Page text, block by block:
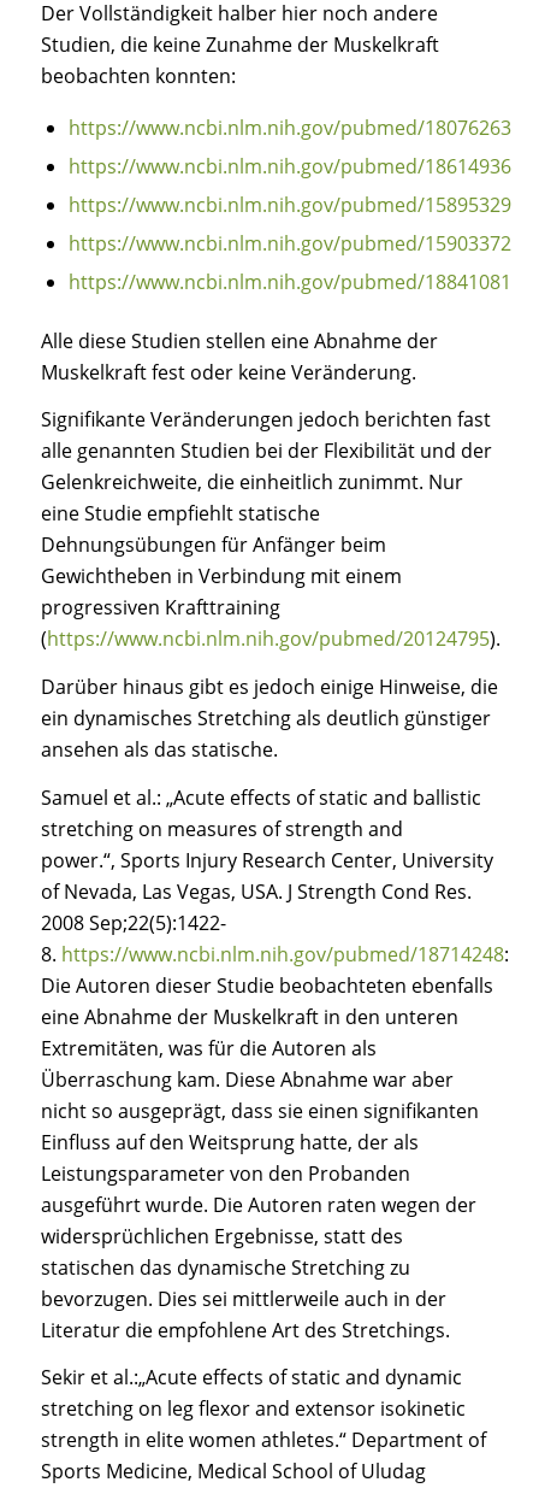
Der Vollständigkeit halber hier noch andere
Studien, die keine Zunahme der Muskelkraft
beobachten konnten:
https://www.ncbi.nlm.nih.gov/pubmed/18076263
https://www.ncbi.nlm.nih.gov/pubmed/18614936
https://www.ncbi.nlm.nih.gov/pubmed/15895329
https://www.ncbi.nlm.nih.gov/pubmed/15903372
https://www.ncbi.nlm.nih.gov/pubmed/18841081
Alle diese Studien stellen eine Abnahme der
Muskelkraft fest oder keine Veränderung.
Signifikante Veränderungen jedoch berichten fast
alle genannten Studien bei der Flexibilität und der
Gelenkreichweite, die einheitlich zunimmt. Nur
eine Studie empfiehlt statische
Dehnungsübungen für Anfänger beim
Gewichtheben in Verbindung mit einem
progressiven Krafttraining
(https://www.ncbi.nlm.nih.gov/pubmed/20124795).
Darüber hinaus gibt es jedoch einige Hinweise, die
ein dynamisches Stretching als deutlich günstiger
ansehen als das statische.
Samuel et al.: „Acute effects of static and ballistic
stretching on measures of strength and
power.“, Sports Injury Research Center, University
of Nevada, Las Vegas, USA. J Strength Cond Res.
2008 Sep;22(5):1422-
8. https://www.ncbi.nlm.nih.gov/pubmed/18714248:
Die Autoren dieser Studie beobachteten ebenfalls
eine Abnahme der Muskelkraft in den unteren
Extremitäten, was für die Autoren als
Überraschung kam. Diese Abnahme war aber
nicht so ausgeprägt, dass sie einen signifikanten
Einfluss auf den Weitsprung hatte, der als
Leistungsparameter von den Probanden
ausgeführt wurde. Die Autoren raten wegen der
widersprüchlichen Ergebnisse, statt des
statischen das dynamische Stretching zu
bevorzugen. Dies sei mittlerweile auch in der
Literatur die empfohlene Art des Stretchings.
Sekir et al.:„Acute effects of static and dynamic
stretching on leg flexor and extensor isokinetic
strength in elite women athletes.“ Department of
Sports Medicine, Medical School of Uludag